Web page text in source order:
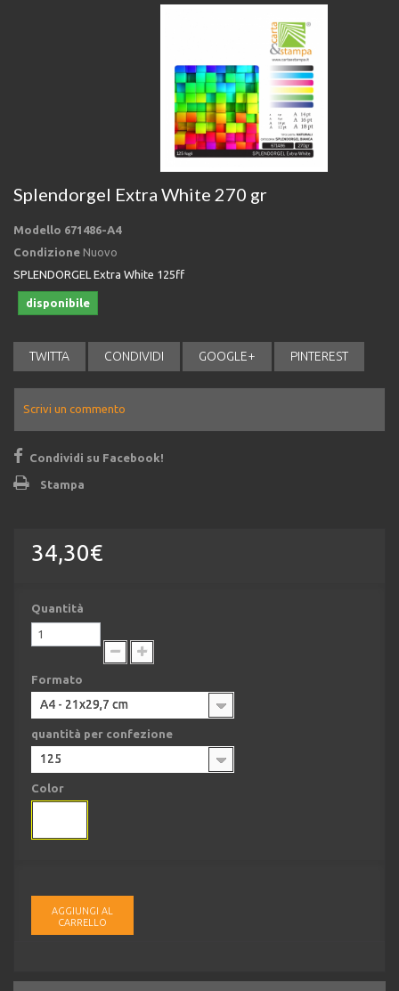
Splendorgel Extra White 270 gr
Modello 671486-A4
Condizione Nuovo
SPLENDORGEL Extra White 125ff
disponibile
TWITTA CONDIVIDI GOOGLE+ PINTEREST
Scrivi un commento
Condividi su Facebook!
Stampa
34,30€
Quantità
Formato
A4 - 21x29,7 cm
quantità per confezione
125
Color
AGGIUNGI AL
CARRELLO